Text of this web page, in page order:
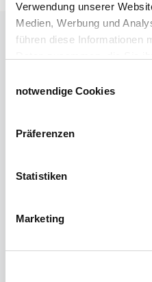
Verwendung unserer
Medien, Werbung und
führen diese Informationen
haben.
notwendige Cookies
Präferenzen
Statistiken
Marketing
Tiere
Euronetz
Grundlagen der
Geflügeltränken Ratgeber
Stallapotheke für Hühner